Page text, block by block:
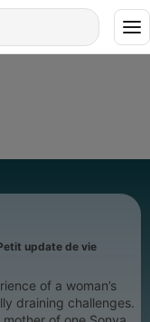
update de vie
of a woman’s
draining challenges.